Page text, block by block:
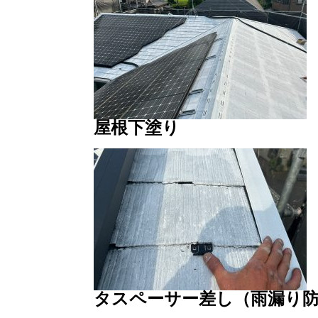
屋根下塗り
タスペーサー差し（雨漏り